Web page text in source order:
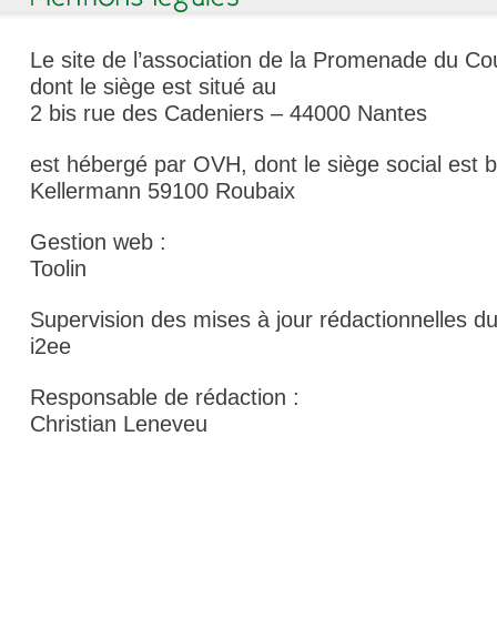
Le site de l’association de la Promenade du
dont le siège est situé au
2 bis rue des Cadeniers – 44000 Nantes
est hébergé par OVH, dont le siège social est
Kellermann 59100 Roubaix
Gestion web :
Toolin
Supervision des mises à jour rédactionnelles
i2ee
Responsable de rédaction :
Christian Leneveu